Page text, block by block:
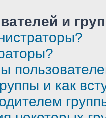
и
и как